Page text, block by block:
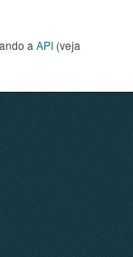
a API (veja